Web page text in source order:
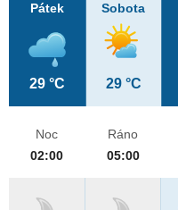
Pátek
29 °C
Sobota
29 °C
Noc
02:00
Ráno
05:00